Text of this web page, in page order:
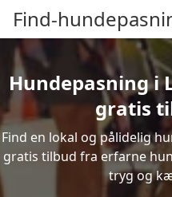
Find-
Hundepasning i
gratis
Find en lokal og pålidelig
gratis tilbud fra erfarne
tryg og